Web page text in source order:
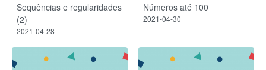
Sequências e regularidades
(2)
2021-04-28
Números até 100
2021-04-30